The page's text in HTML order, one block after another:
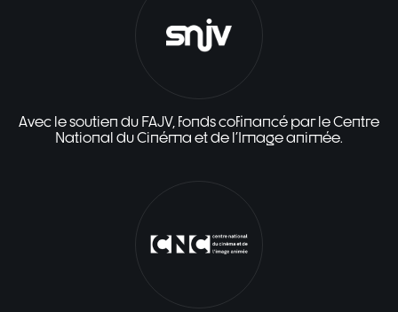
Avec le soutien du FAJV, fonds cofinancé par le Centre
National du Cinéma et de l'Image animée.